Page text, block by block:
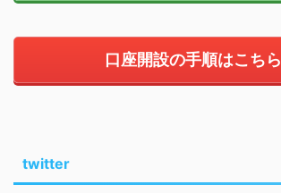
口座開設の手順はこちら
twitter